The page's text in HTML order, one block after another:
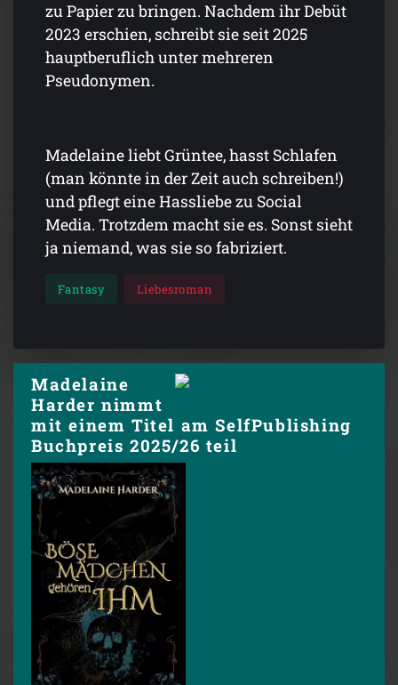
zu Papier zu bringen. Nachdem ihr Debüt
2023 erschien, schreibt sie seit 2025
hauptberuflich unter mehreren
Pseudonymen.
Madelaine liebt Grüntee, hasst Schlafen
(man könnte in der Zeit auch schreiben!)
und pflegt eine Hassliebe zu Social
Media. Trotzdem macht sie es. Sonst sieht
ja niemand, was sie so fabriziert.
Fantasy Liebesroman
Madelaine
Harder nimmt
mit einem Titel am SelfPublishing
Buchpreis 2025/26 teil